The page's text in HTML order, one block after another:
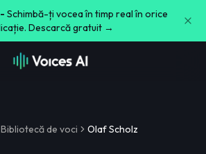
Schimbă-ți vocea în timp real în orice
Descarcă gratuit →
Bibliotecă de voci Olaf Scholz